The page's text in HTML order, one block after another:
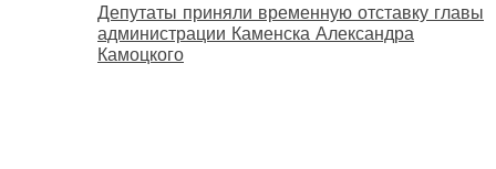
Депутаты приняли временную отставку главы
администрации Каменска Александра
Камоцкого